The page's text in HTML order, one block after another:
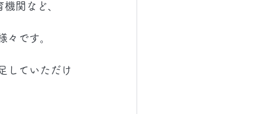
関など、
々です。
していただけ